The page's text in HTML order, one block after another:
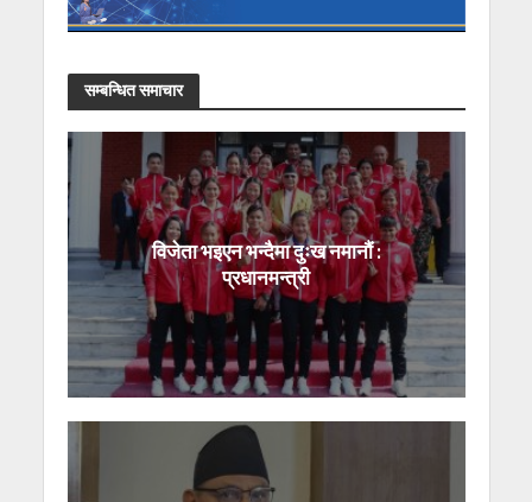
सम्बन्धित समाचार
विजेता भइएन भन्दैमा दुःख नमानौं :
प्रधानमन्त्री